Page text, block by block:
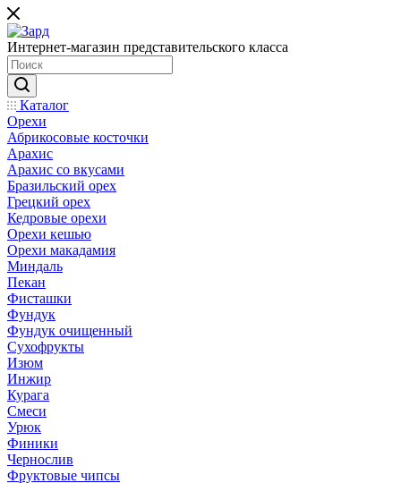
Интернет-магазин представительского класса
Каталог
Орехи
Абрикосовые косточки
Арахис
Арахис со вкусами
Бразильский орех
Грецкий орех
Кедровые орехи
Орехи кешью
Орехи макадамия
Миндаль
Пекан
Фисташки
Фундук
Фундук очищенный
Сухофрукты
Изюм
Инжир
Курага
Смеси
Урюк
Финики
Чернослив
Фруктовые чипсы